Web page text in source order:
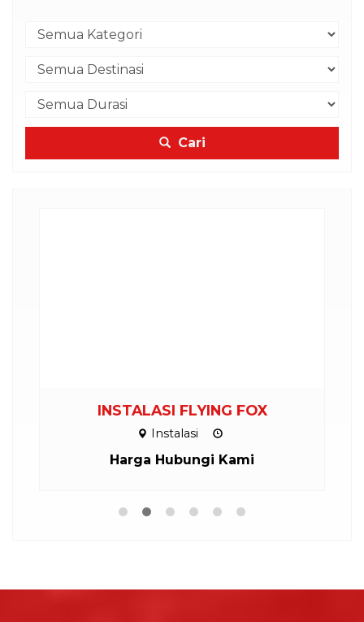
Cari
INSTALASI FLYING FOX
Instalasi
Harga Hubungi Kami